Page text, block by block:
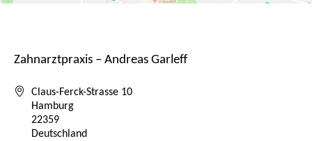
Zahnarztpraxis – Andreas Garleff
Claus-Ferck-Strasse 10
Hamburg
22359
Deutschland